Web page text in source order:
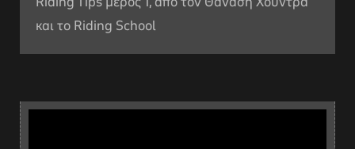
και το Riding School